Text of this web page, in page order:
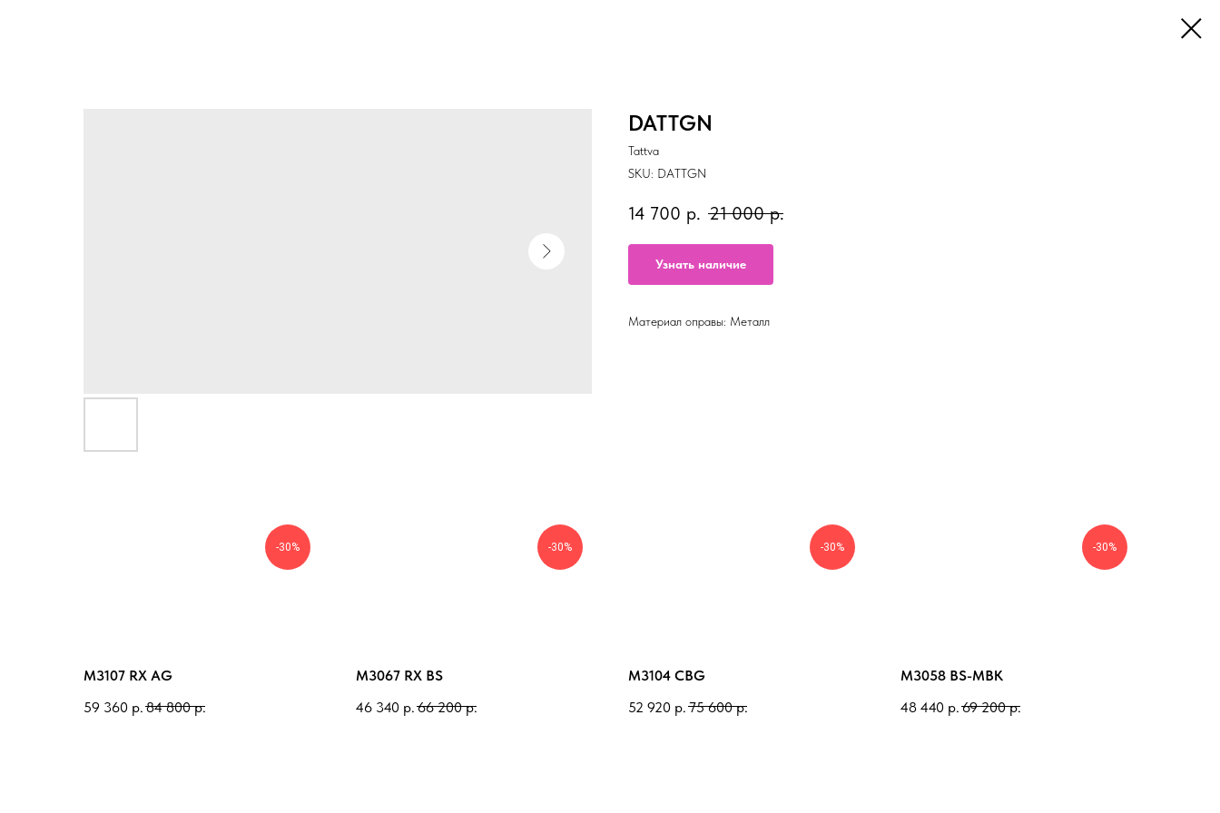
DATTGN
Tattva
SKU: DATTGN
14 700 р. 21 000 р.
Узнать наличие
Материал оправы: Металл
-30%
M3107 RX AG
59 360 р. 84 800 р.
-30%
M3067 RX BS
46 340 р. 66 200 р.
-30%
M3104 CBG
52 920 р. 75 600 р.
-30%
M3058 BS-MBK
48 440 р. 69 200 р.